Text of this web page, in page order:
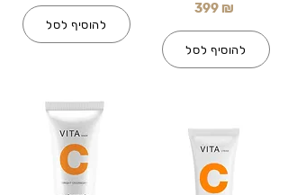
להוסיף לסל
399 ₪
להוסיף לסל